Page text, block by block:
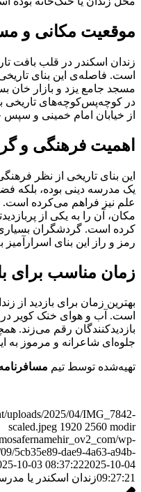
موقعیت مکانی و
زندان اسکندر در قلب بافت
است. فاصله‌ی این بنای تاریخی
مسجد جامع یزد و بازار خان
در کوچه‌پس‌کوچه‌های تاریخی
از خیابان امام خمینی و سپس
اهمیت فرهنگی و
این بنای تاریخی از نظر
یک مدرسه دینی بوده، بلکه
علم نیز فراهم می‌کرده
مکان، آن را به یکی از
کرده است. گردشگران
رمز و راز این بنای
زمان مناسب برای
بهترین زمان برای بازدید از
است. آب و هوای خنک کویر در
بازدیدکنندگان رقم می‌زند.
جلوه‌ای شاعرانه و مرموز به
تهیه‌شده توسط تیم
uploads/2025/04/IMG_7842-
scaled.jpeg 1920 2560 modir
wp-
5cb35e89-dae9-4a63-a94b-
10-03 08:37:222025-10-04
09:27:21زندان اسکندر یا